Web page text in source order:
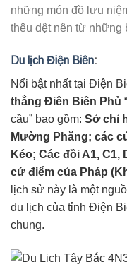
những món đồ lưu
thêu dệt nên từ những
Du lịch Điện Biên:
Nổi bật nhất tại Điện
thắng Điên Biên Phủ
cầu” bao gồm: Sở chỉ
Mường Phăng; các
Kéo; Các đồi A1, C1,
cứ điểm của Pháp
lịch sử này là một
du lịch của tỉnh Điện
chung.